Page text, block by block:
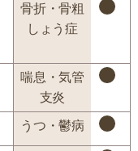
骨折・骨粗
しょう症
喘息・気管
支炎
うつ・鬱病